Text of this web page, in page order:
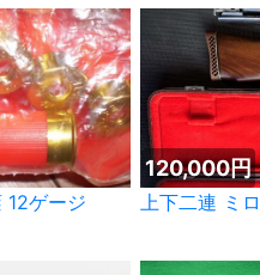
12ゲージ
120,000円
上下二連 ミ